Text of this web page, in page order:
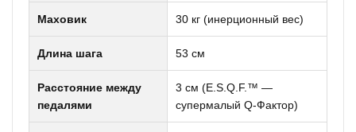
Маховик 30 кг (инерционный вес)
Длина шага 53 см
Расстояние между
педалями
3 см (E.S.Q.F.™ —
супермалый Q-Фактор)